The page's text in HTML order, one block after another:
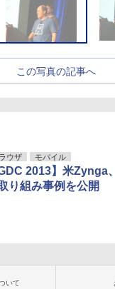
この写真の記事へ
ウザ モバイル
GDC 2013】米Zynga
り組み事例を公開
いて